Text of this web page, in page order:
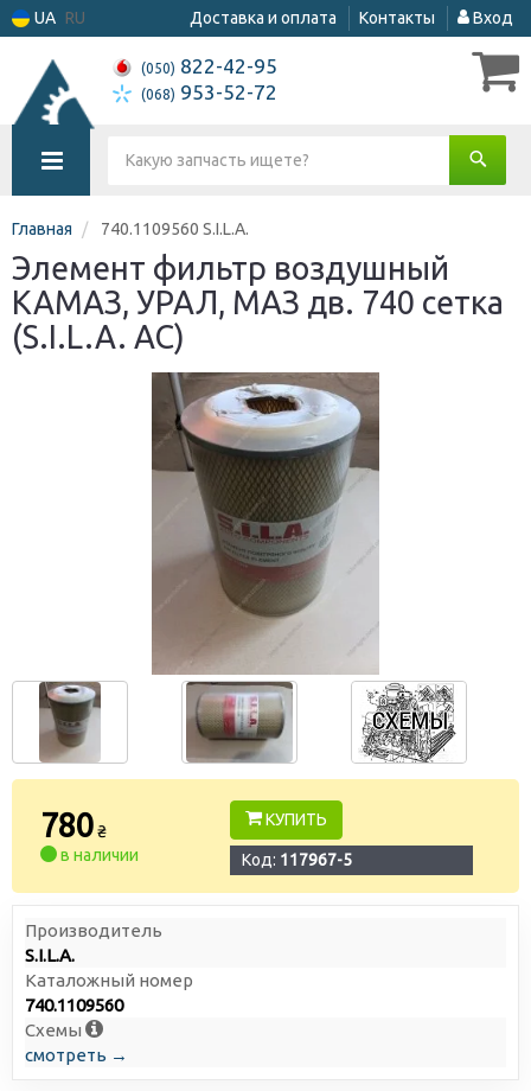
UA RU Доставка и оплата Контакты Вход
(050) 822-42-95
(068) 953-52-72
Главная 740.1109560 S.I.L.A.
Элемент фильтр воздушный
КАМАЗ, УРАЛ, МАЗ дв. 740 сетка
(S.I.L.A. AC)
780₴
в наличии
КУПИТЬ
Код: 117967-5
Производитель
S.I.L.A.
Каталожный номер
740.1109560
Схемы
смотреть →